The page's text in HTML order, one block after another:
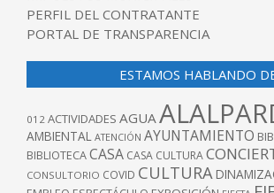
PERFIL DEL CONTRATANTE
PORTAL DE TRANSPARENCIA
ESTAMOS HABLANDO
012 ACTIVIDADES AGUA
AMBIENTAL ATENCIÓN AYUNTAMIENTO
BIBLIOTECACASA CASA CULTURA
CONSULTORIO COVID CULTURA